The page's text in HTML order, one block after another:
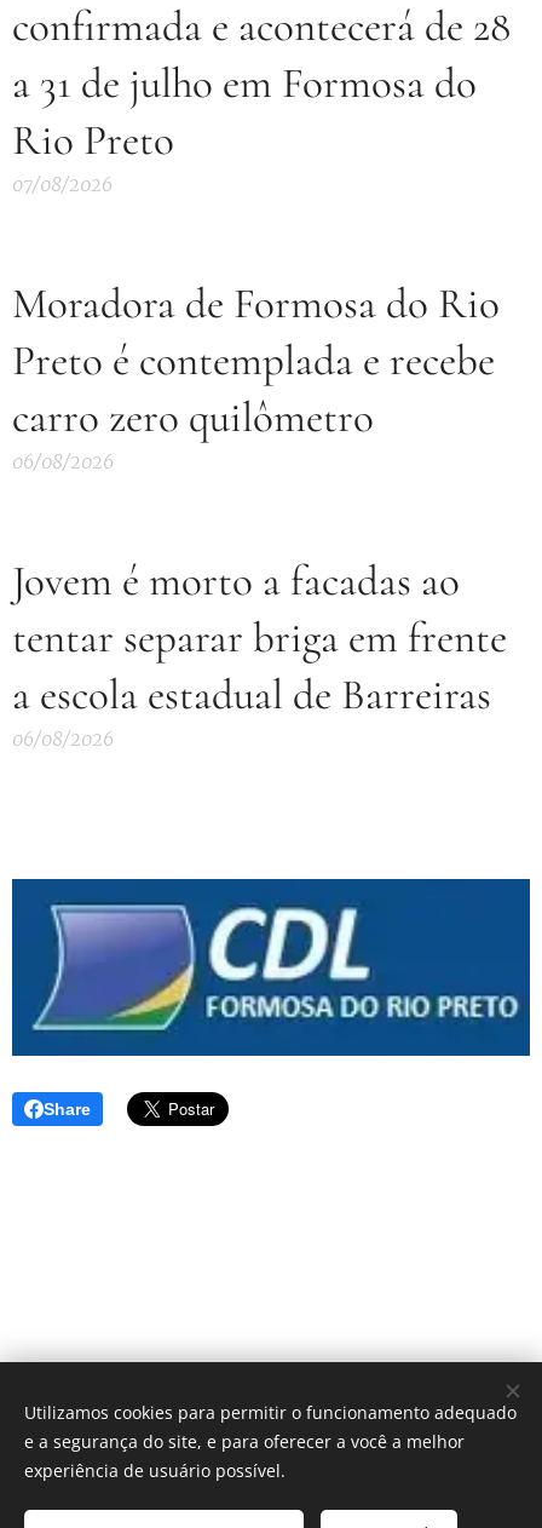
confirmada e acontecerá de 28
a 31 de julho em Formosa do
Rio Preto
07/08/2026
Moradora de Formosa do Rio
Preto é contemplada e recebe
carro zero quilômetro
06/08/2026
Jovem é morto a facadas ao
tentar separar briga em frente
a escola estadual de Barreiras
06/08/2026
Share
Utilizamos cookies para permitir o funcionamento adequado
e a segurança do site, e para oferecer a você a melhor
experiência de usuário possível.